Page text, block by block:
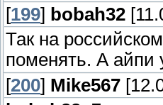
[199] bobah32
Так на
поменять. А айпи
[200] Mike567